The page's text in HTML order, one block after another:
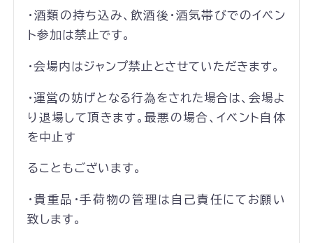
・酒類の持ち込み、飲酒後・酒気帯びでのイベン
ト参加は禁止です。
・会場内はジャンプ禁止とさせていただきます。
・運営の妨げとなる行為をされた場合は、会場よ
り退場して頂きます。最悪の場合、イベント自体
を中止す
ることもございます。
・貴重品・手荷物の管理は自己責任にてお願い
致します。